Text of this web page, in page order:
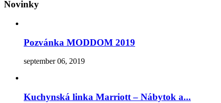
Novinky
Pozvánka MODDOM 2019
september 06, 2019
Kuchynská linka Marriott – Nábytok a...